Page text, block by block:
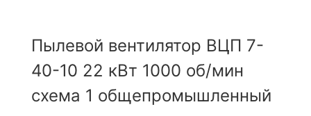
Пылевой вентилятор ВЦП 7-
40-10 22 кВт 1000 об/мин
схема 1 общепромышленный